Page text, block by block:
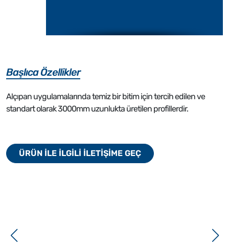
Başlıca Özellikler
Alçıpan uygulamalarında temiz bir bitim için tercih edilen ve
standart olarak 3000mm uzunlukta üretilen profillerdir.
ÜRÜN İLE İLGİLİ İLETİŞİME GEÇ